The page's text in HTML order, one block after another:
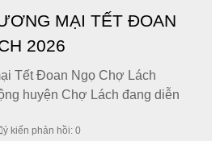
MẠI TẾT ĐOAN
2026
Tết Đoan Ngọ Chợ Lách
huyện Chợ Lách đang diễn
ý kiến phản hồi: 0